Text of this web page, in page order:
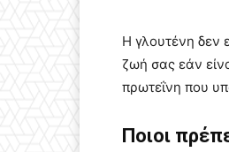
Η γλουτένη δεν
ζωή σας εάν
πρωτεΐνη που
Ποιοι